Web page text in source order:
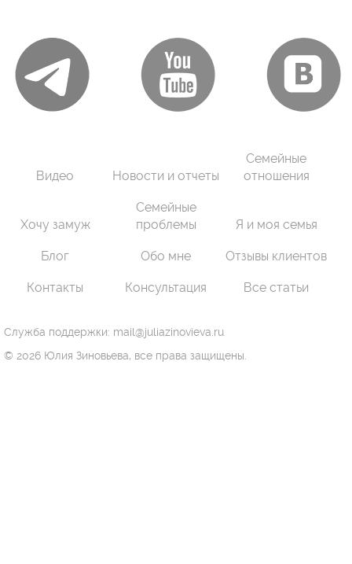
Видео Новости и отчеты
Семейные
отношения
Хочу замуж
Семейные
проблемы
Я и моя семья
Блог Обо мне Отзывы клиентов
Контакты Консультация Все статьи
Служба поддержки: mail@juliazinovieva.ru
© 2026 Юлия Зиновьева, все права защищены.